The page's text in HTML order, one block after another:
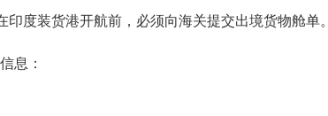
度装货港开航前，必须向海关提交出境货物舱单。
息：